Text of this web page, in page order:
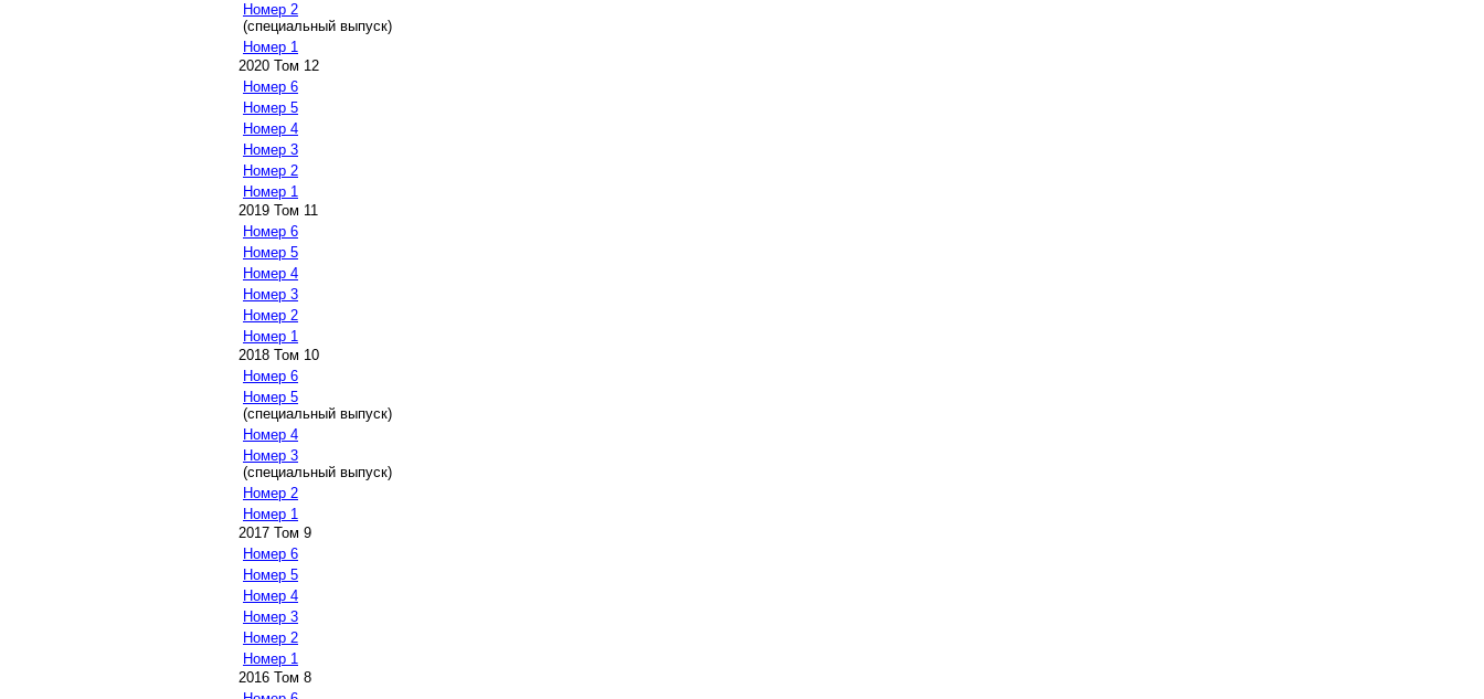
Номер 2
(специальный выпуск)
Номер 1
2020 Том 12
Номер 6
Номер 5
Номер 4
Номер 3
Номер 2
Номер 1
2019 Том 11
Номер 6
Номер 5
Номер 4
Номер 3
Номер 2
Номер 1
2018 Том 10
Номер 6
Номер 5
(специальный выпуск)
Номер 4
Номер 3
(специальный выпуск)
Номер 2
Номер 1
2017 Том 9
Номер 6
Номер 5
Номер 4
Номер 3
Номер 2
Номер 1
2016 Том 8